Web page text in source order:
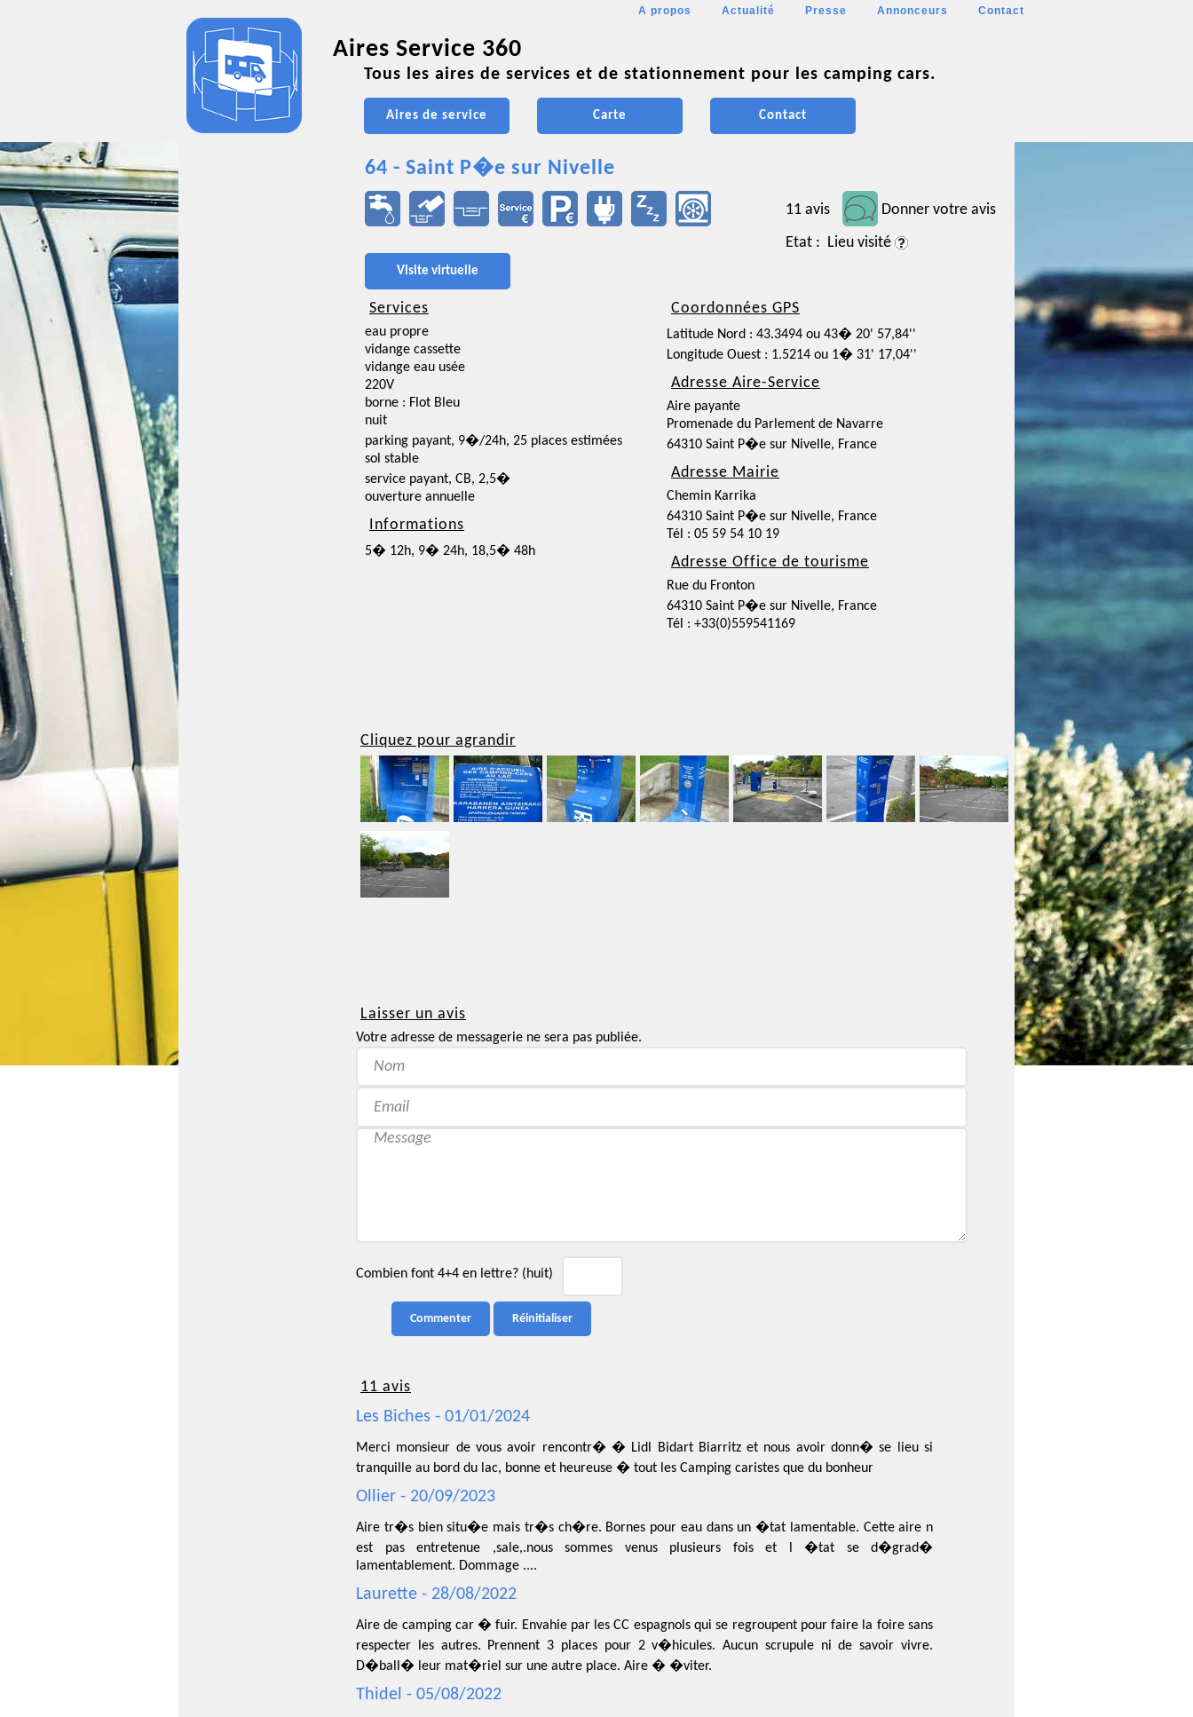
A propos Actualité Presse Annonceurs Contact
Aires Service 360
Tous les aires de services et de stationnement pour les camping cars.
Aires de service Carte Contact
64 - Saint P�e sur Nivelle
11 avis
Donner votre avis
Etat : Lieu visité
Visite virtuelle
Services
eau propre
vidange cassette
vidange eau usée
220V
borne : Flot Bleu
nuit
parking payant, 9�/24h, 25 places estimées
sol stable
service payant, CB, 2,5�
ouverture annuelle
Informations
5� 12h, 9� 24h, 18,5� 48h
Coordonnées GPS
Latitude Nord : 43.3494 ou 43� 20' 57,84''
Longitude Ouest : 1.5214 ou 1� 31' 17,04''
Adresse Aire-Service
Aire payante
Promenade du Parlement de Navarre
64310 Saint P�e sur Nivelle, France
Adresse Mairie
Chemin Karrika
64310 Saint P�e sur Nivelle, France
Tél : 05 59 54 10 19
Adresse Office de tourisme
Rue du Fronton
64310 Saint P�e sur Nivelle, France
Tél : +33(0)559541169
Cliquez pour agrandir
Laisser un avis
Votre adresse de messagerie ne sera pas publiée.
Combien font 4+4 en lettre? (huit)
11 avis
Les Biches - 01/01/2024
Merci monsieur de vous avoir rencontr� � Lidl Bidart Biarritz et nous avoir donn� se lieu si
tranquille au bord du lac, bonne et heureuse � tout les Camping caristes que du bonheur
Ollier - 20/09/2023
Aire tr�s bien situ�e mais tr�s ch�re. Bornes pour eau dans un �tat lamentable. Cette aire n
est pas entretenue ,sale,.nous sommes venus plusieurs fois et l �tat se d�grad�
lamentablement. Dommage ....
Laurette - 28/08/2022
Aire de camping car � fuir. Envahie par les CC espagnols qui se regroupent pour faire la foire sans
respecter les autres. Prennent 3 places pour 2 v�hicules. Aucun scrupule ni de savoir vivre.
D�ball� leur mat�riel sur une autre place. Aire � �viter.
Thidel - 05/08/2022